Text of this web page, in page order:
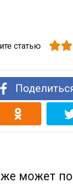
статью
может